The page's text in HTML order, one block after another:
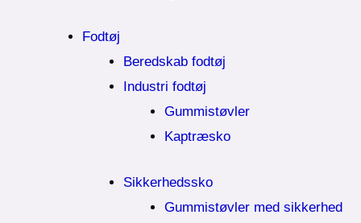
Fodtøj
Beredskab fodtøj
Industri fodtøj
Gummistøvler
Kaptræsko
Sikkerhedssko
Gummistøvler med sikkerhed